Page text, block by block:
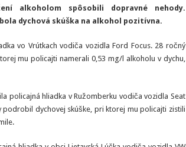
v
Žilinskom
kraji
podnapitých
vodičov
alkoholom spôsobili dopravné nehody.
dychová skúška na alkohol pozitívna.
vo Vrútkach vodiča vozidla Ford Focus. 28 ročný
mu policajti namerali 0,53 mg/l alkoholu v dychu,
policajná hliadka v Ružomberku vodiča vozidla Seat
podrobil dychovej skúške, pri ktorej mu policajti zistili